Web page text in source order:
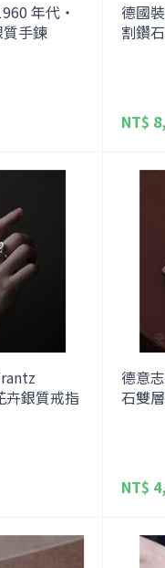
年代・
手鍊
德國
割鑽
NT$
銀質戒指
德意
石雙
NT$